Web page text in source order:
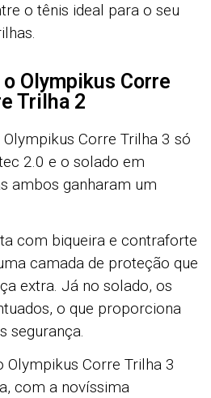
o tênis ideal para o seu
Olympikus Corre
Trilha 2
Corre Trilha 3 só
2.0 e o solado em
ambos ganharam um
com biqueira e contraforte
camada de proteção que
extra. Já no solado, os
o que proporciona
segurança.
Olympikus Corre Trilha 3
com a novíssima